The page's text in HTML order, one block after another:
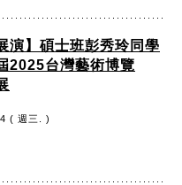
演】碩士班彭秀玲同學
2025台灣藝術博覽
( 週三. )